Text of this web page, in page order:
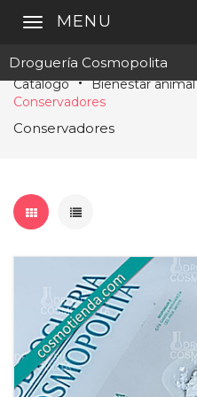
Droguería Cosmopolita
MENU
Catálogo Bienestar animal
Conservadores
Conservadores